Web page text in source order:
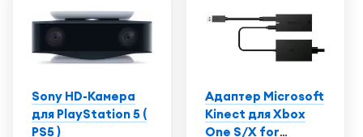
Sony HD-Камера
для PlayStation 5 (
PS5 )
Адаптер Microsoft
Kinect для Xbox
One S/X for